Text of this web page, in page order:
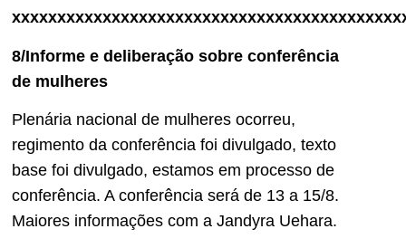
8/Informe e deliberação sobre conferência
de mulheres
Plenária nacional de mulheres ocorreu,
regimento da conferência foi divulgado, texto
base foi divulgado, estamos em processo de
conferência. A conferência será de 13 a 15/8.
Maiores informações com a Jandyra Uehara.